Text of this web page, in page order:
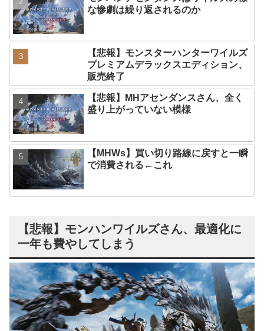
Powered by livedoor 相互RSSな惨劇は繰り返されるのか
【悲報】モンスターハンターワイルズ
プレミアムデラックスエディション、
販売終了
【悲報】MHアセンダンスさん、全く
盛り上がっていない模様
【MHWs】買い切り路線に戻すと一瞬
で消費される←これ
【悲報】モンハンワイルズさん、最適化に
一年も費やしてしまう